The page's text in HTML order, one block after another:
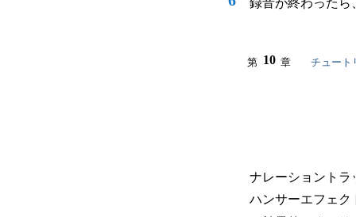
第 10 章 チュート
録音が終わったら
ナレーショントラ
ハンサーエフェク